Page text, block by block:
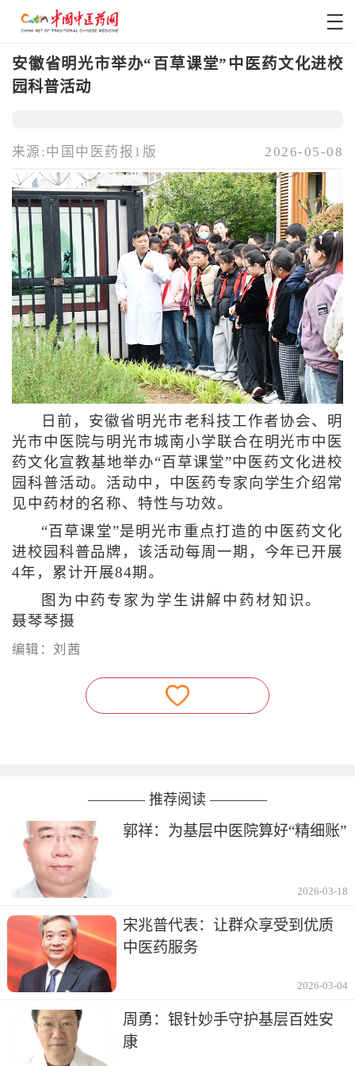
安徽省明光市举办“百草课堂”中医药文化进校
园科普活动
来源:中国中医药报1版 2026-05-08
日前，安徽省明光市老科技工作者协会、明
光市中医院与明光市城南小学联合在明光市中医
药文化宣教基地举办“百草课堂”中医药文化进校
园科普活动。活动中，中医药专家向学生介绍常
见中药材的名称、特性与功效。
“百草课堂”是明光市重点打造的中医药文化
进校园科普品牌，该活动每周一期，今年已开展
4年，累计开展84期。
图为中药专家为学生讲解中药材知识。
聂琴琴摄
编辑：刘茜
———— 推荐阅读 ————
郭祥：为基层中医院算好“精细账”
2026-03-18
宋兆普代表：让群众享受到优质
中医药服务
2026-03-04
周勇：银针妙手守护基层百姓安
康